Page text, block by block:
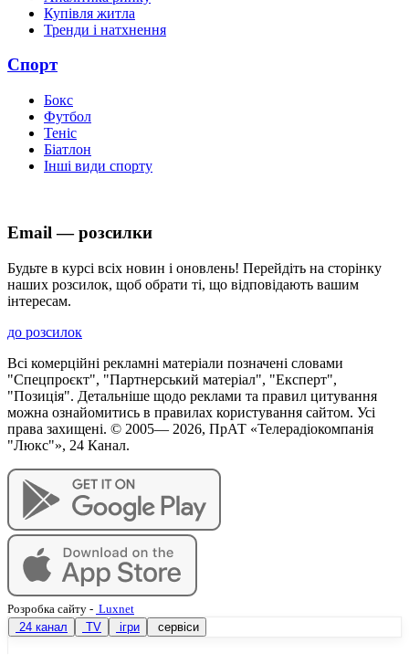
Купівля житла
Тренди і натхнення
Спорт
Бокс
Футбол
Теніс
Біатлон
Інші види спорту
Email — розсилки
Будьте в курсі всіх новин і оновлень! Перейдіть на сторінку
наших розсилок, щоб обрати ті, що відповідають вашим
інтересам.
до розсилок
Всі комерційні рекламні матеріали позначені словами
"Спецпроєкт", "Партнерський матеріал", "Експерт",
"Позиція". Детальніше щодо реклами та правил цитування
можна ознайомитись в правилах користування сайтом. Усі
права захищені. © 2005— 2026, ПрАТ «Телерадіокомпанія
"Люкс"», 24 Канал.
Розробка сайту - Luxnet
24 канал
TV ігри сервіси